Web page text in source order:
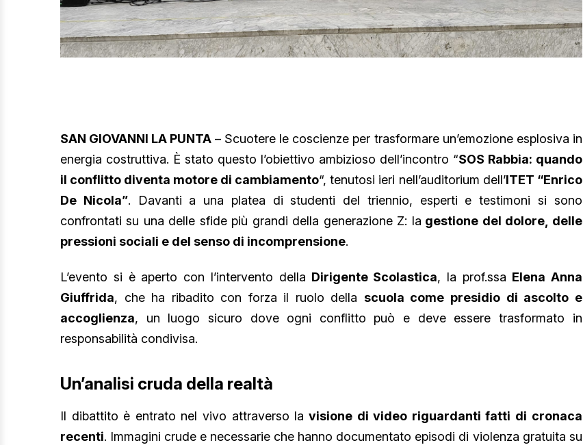
SAN GIOVANNI LA PUNTA – Scuotere le coscienze per trasformare un’emozione esplosiva in
energia costruttiva. È stato questo l’obiettivo ambizioso dell’incontro “SOS Rabbia: quando
il conflitto diventa motore di cambiamento“, tenutosi ieri nell’auditorium dell’ITET “Enrico
De Nicola”. Davanti a una platea di studenti del triennio, esperti e testimoni si sono
confrontati su una delle sfide più grandi della generazione Z: la gestione del dolore, delle
pressioni sociali e del senso di incomprensione.
L’evento si è aperto con l’intervento della Dirigente Scolastica, la prof.ssa Elena Anna
Giuffrida, che ha ribadito con forza il ruolo della scuola come presidio di ascolto e
accoglienza, un luogo sicuro dove ogni conflitto può e deve essere trasformato in
responsabilità condivisa.
Un’analisi cruda della realtà
Il dibattito è entrato nel vivo attraverso la visione di video riguardanti fatti di cronaca
recenti. Immagini crude e necessarie che hanno documentato episodi di violenza gratuita su